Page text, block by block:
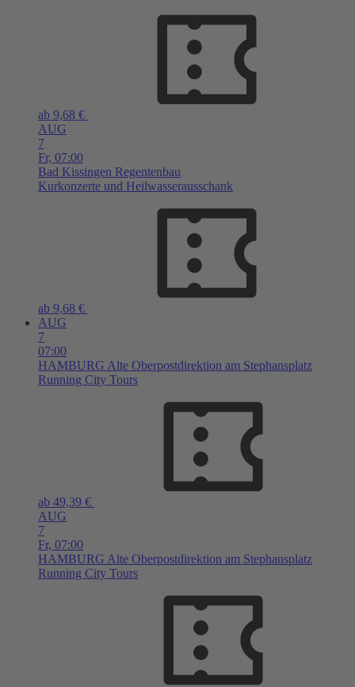
ab 9,68 €
AUG
7
Fr, 07:00
Bad Kissingen Regentenbau
Kurkonzerte und Heilwasserausschank
ab 9,68 €
AUG
7
07:00
HAMBURG Alte Oberpostdirektion am Stephansplatz
Running City Tours
ab 49,39 €
AUG
7
Fr, 07:00
HAMBURG Alte Oberpostdirektion am Stephansplatz
Running City Tours